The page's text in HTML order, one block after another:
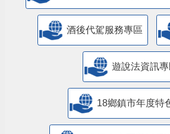
酒後代駕服務專區
遊說法資訊專
18鄉鎮市年度特